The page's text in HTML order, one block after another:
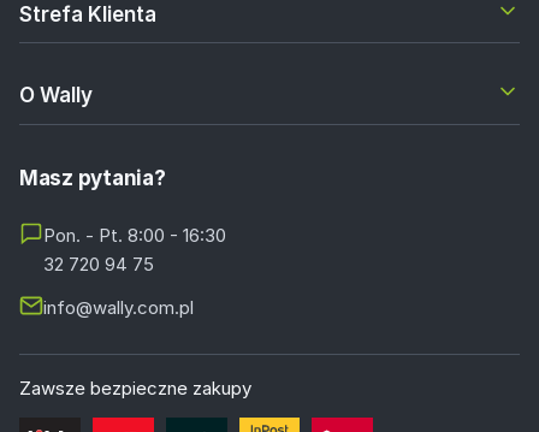
Strefa Klienta
O Wally
Masz pytania?
Pon. - Pt. 8:00 - 16:30
32 720 94 75
info@wally.com.pl
Zawsze bezpieczne zakupy